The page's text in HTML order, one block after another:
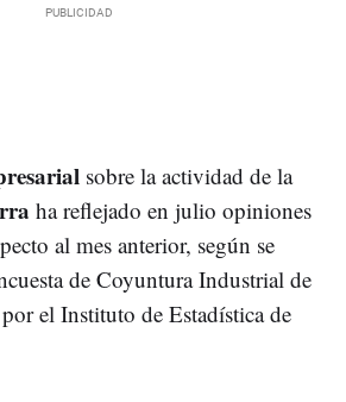
sobre la actividad de la
ha reflejado en julio opiniones
al mes anterior, según se
de Coyuntura Industrial de
el Instituto de Estadística de